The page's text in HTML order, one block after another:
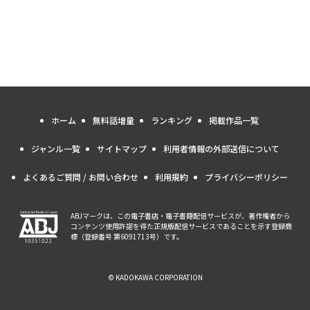
ホーム 無料話増量 ランキング 掲載作品一覧
ジャンル一覧 サイトマップ 利用者情報の外部送信について
よくあるご質問 / お問い合わせ 利用規約 プライバシーポリシー
ABJマークは、この電子書店・電子書籍配信サービスが、著作権者から
コンテンツ使用許諾を得た正規版配信サービスであることを示す登録商
標（登録番号 第6091713号）です。
© KADOKAWA CORPORATION